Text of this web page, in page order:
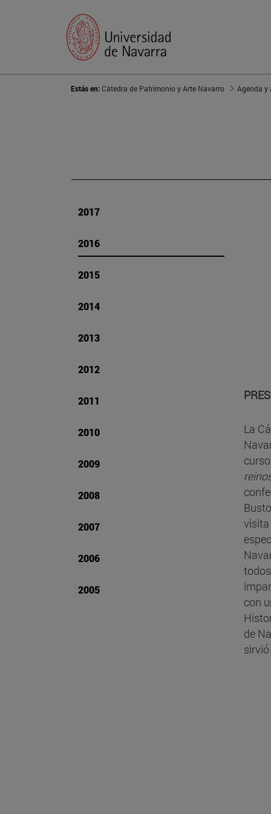
Estás en:Cátedra de Patrimonio y Arte Navarro Agenda y
2017
2016
2015
2014
2013
2012
2011
2010
2009
2008
2007
2006
2005
La
visita
con
de